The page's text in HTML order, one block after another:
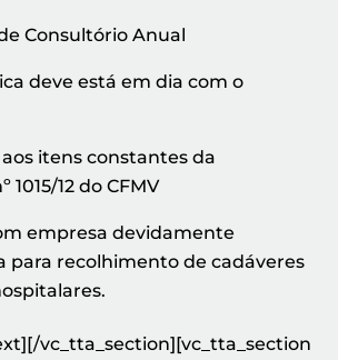
Consultório Anual
deve está em dia com o
itens constantes da
1015/12 do CFMV
empresa devidamente
para recolhimento de cadáveres
vc_tta_section][vc_tta_section